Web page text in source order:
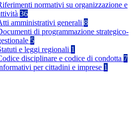
normativi su organizzazione e
36
amministrativi generali 8
di programmazione strategico-
5
e leggi regionali 1
disciplinare e codice di condotta 7
per cittadini e imprese 1